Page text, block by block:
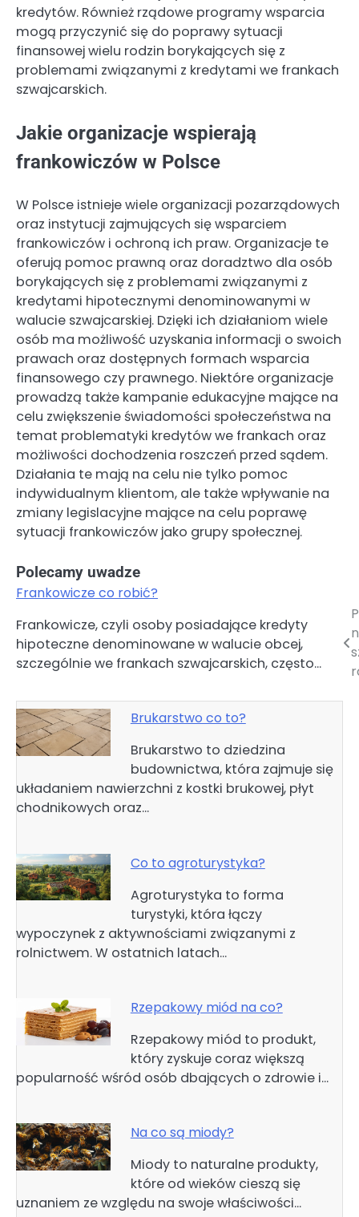
kredytów. Również rządowe programy wsparcia
mogą przyczynić się do poprawy sytuacji
finansowej wielu rodzin borykających się z
problemami związanymi z kredytami we frankach
szwajcarskich.
Jakie organizacje wspierają
frankowiczów w Polsce
W Polsce istnieje wiele organizacji pozarządowych
oraz instytucji zajmujących się wsparciem
frankowiczów i ochroną ich praw. Organizacje te
oferują pomoc prawną oraz doradztwo dla osób
borykających się z problemami związanymi z
kredytami hipotecznymi denominowanymi w
walucie szwajcarskiej. Dzięki ich działaniom wiele
osób ma możliwość uzyskania informacji o swoich
prawach oraz dostępnych formach wsparcia
finansowego czy prawnego. Niektóre organizacje
prowadzą także kampanie edukacyjne mające na
celu zwiększenie świadomości społeczeństwa na
temat problematyki kredytów we frankach oraz
możliwości dochodzenia roszczeń przed sądem.
Działania te mają na celu nie tylko pomoc
indywidualnym klientom, ale także wpływanie na
zmiany legislacyjne mające na celu poprawę
sytuacji frankowiczów jako grupy społecznej.
Polecamy uwadze
Frankowicze co robić?
Frankowicze, czyli osoby posiadające kredyty
hipoteczne denominowane w walucie obcej,
szczególnie we frankach szwajcarskich, często…
Brukarstwo co to?
Brukarstwo to dziedzina
budownictwa, która zajmuje się
układaniem nawierzchni z kostki brukowej, płyt
chodnikowych oraz…
Co to agroturystyka?
Agroturystyka to forma
turystyki, która łączy
wypoczynek z aktywnościami związanymi z
rolnictwem. W ostatnich latach…
Rzepakowy miód na co?
Rzepakowy miód to produkt,
który zyskuje coraz większą
popularność wśród osób dbających o zdrowie i…
Na co są miody?
Miody to naturalne produkty,
które od wieków cieszą się
uznaniem ze względu na swoje właściwości…
Nawigacja
wpisu